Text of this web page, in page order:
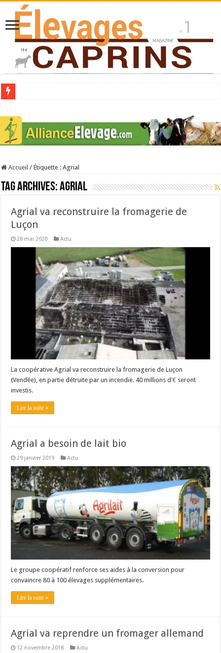
Stress thermique : quelles solutions concrètes pour protéger son troupeau ?
40 ans du Space : une présentation caprine quotidienne
La collecte de lait de chèvre confirme son rebond
Accueil / Étiquette :Agrial
Tag Archives:Agrial
Agrial va reconstruire la fromagerie de
Luçon
28 mai 2020 Actu
La coopérative Agrial va reconstruire la fromagerie de Luçon
(Vendée), en partie détruite par un incendie. 40 millions d'€ seront
investis.
Lire la suite »
Agrial a besoin de lait bio
29 janvier 2019 Actu
Le groupe coopératif renforce ses aides à la conversion pour
convaincre 80 à 100 élevages supplémentaires.
Lire la suite »
Agrial va reprendre un fromager allemand
12 novembre 2018 Actu